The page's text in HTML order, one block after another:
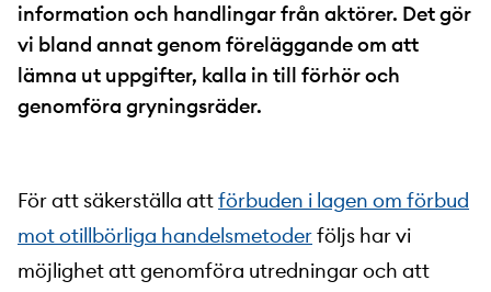
information och handlingar från aktörer. Det gör
vi bland annat genom föreläggande om att
lämna ut uppgifter, kalla in till förhör och
genomföra gryningsräder.
För att säkerställa attförbuden i lagen om förbud
mot otillbörliga handelsmetoderföljs har vi
möjlighet att genomföra utredningar och att